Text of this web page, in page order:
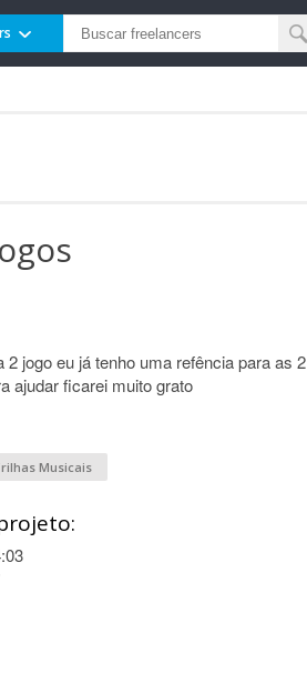
jogo eu já tenho uma refência para as 2
ajudar ficarei muito grato
Musicais